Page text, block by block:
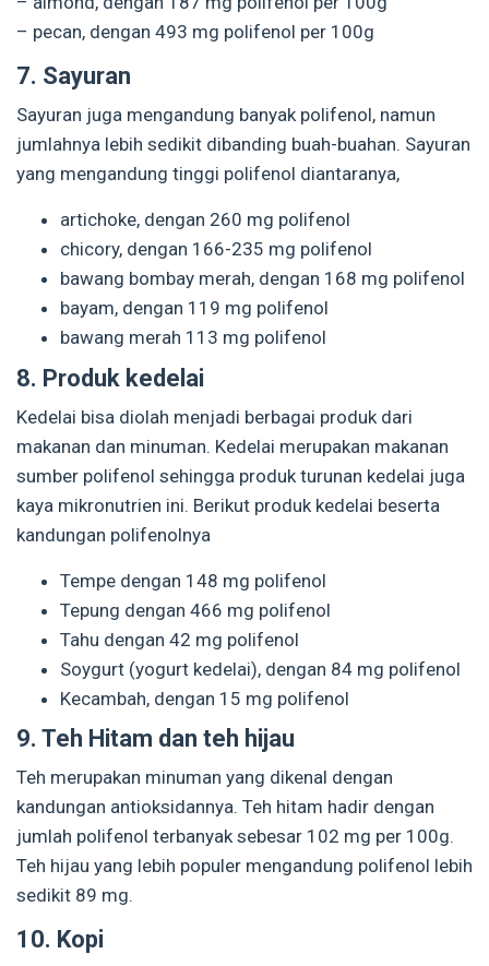
– pecan, dengan 493 mg polifenol per 100g
7. Sayuran
Sayuran juga mengandung banyak polifenol, namun
jumlahnya lebih sedikit dibanding buah-buahan. Sayuran
yang mengandung tinggi polifenol diantaranya,
artichoke, dengan 260 mg polifenol
chicory, dengan 166-235 mg polifenol
bawang bombay merah, dengan 168 mg polifenol
bayam, dengan 119 mg polifenol
bawang merah 113 mg polifenol
8. Produk kedelai
Kedelai bisa diolah menjadi berbagai produk dari
makanan dan minuman. Kedelai merupakan makanan
sumber polifenol sehingga produk turunan kedelai juga
kaya mikronutrien ini. Berikut produk kedelai beserta
kandungan polifenolnya
Tempe dengan 148 mg polifenol
Tepung dengan 466 mg polifenol
Tahu dengan 42 mg polifenol
Soygurt (yogurt kedelai), dengan 84 mg polifenol
Kecambah, dengan 15 mg polifenol
9. Teh Hitam dan teh hijau
Teh merupakan minuman yang dikenal dengan
kandungan antioksidannya. Teh hitam hadir dengan
jumlah polifenol terbanyak sebesar 102 mg per 100g.
Teh hijau yang lebih populer mengandung polifenol lebih
sedikit 89 mg.
10. Kopi